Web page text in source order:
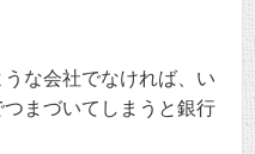
な会社でなければ、い
まづいてしまうと銀行